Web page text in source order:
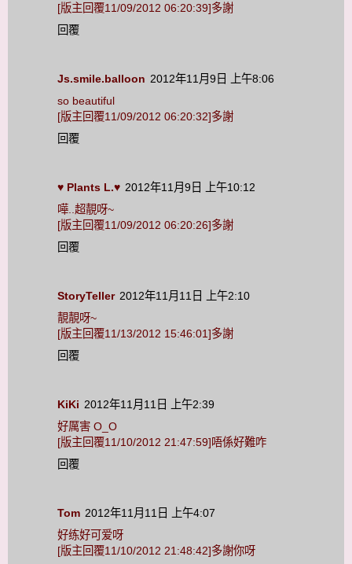
[版主回覆11/09/2012 06:20:39]多謝
回覆
Js.smile.balloon 2012年11月9日 上午8:06
so beautiful
[版主回覆11/09/2012 06:20:32]多謝
回覆
♥ Plants L.♥ 2012年11月9日 上午10:12
嘩..超靚呀~
[版主回覆11/09/2012 06:20:26]多謝
回覆
StoryTeller 2012年11月11日 上午2:10
靚靚呀~
[版主回覆11/13/2012 15:46:01]多謝
回覆
KiKi 2012年11月11日 上午2:39
好厲害 O_O
[版主回覆11/10/2012 21:47:59]唔係好難咋
回覆
Tom 2012年11月11日 上午4:07
好练好可爱呀
[版主回覆11/10/2012 21:48:42]多謝你呀